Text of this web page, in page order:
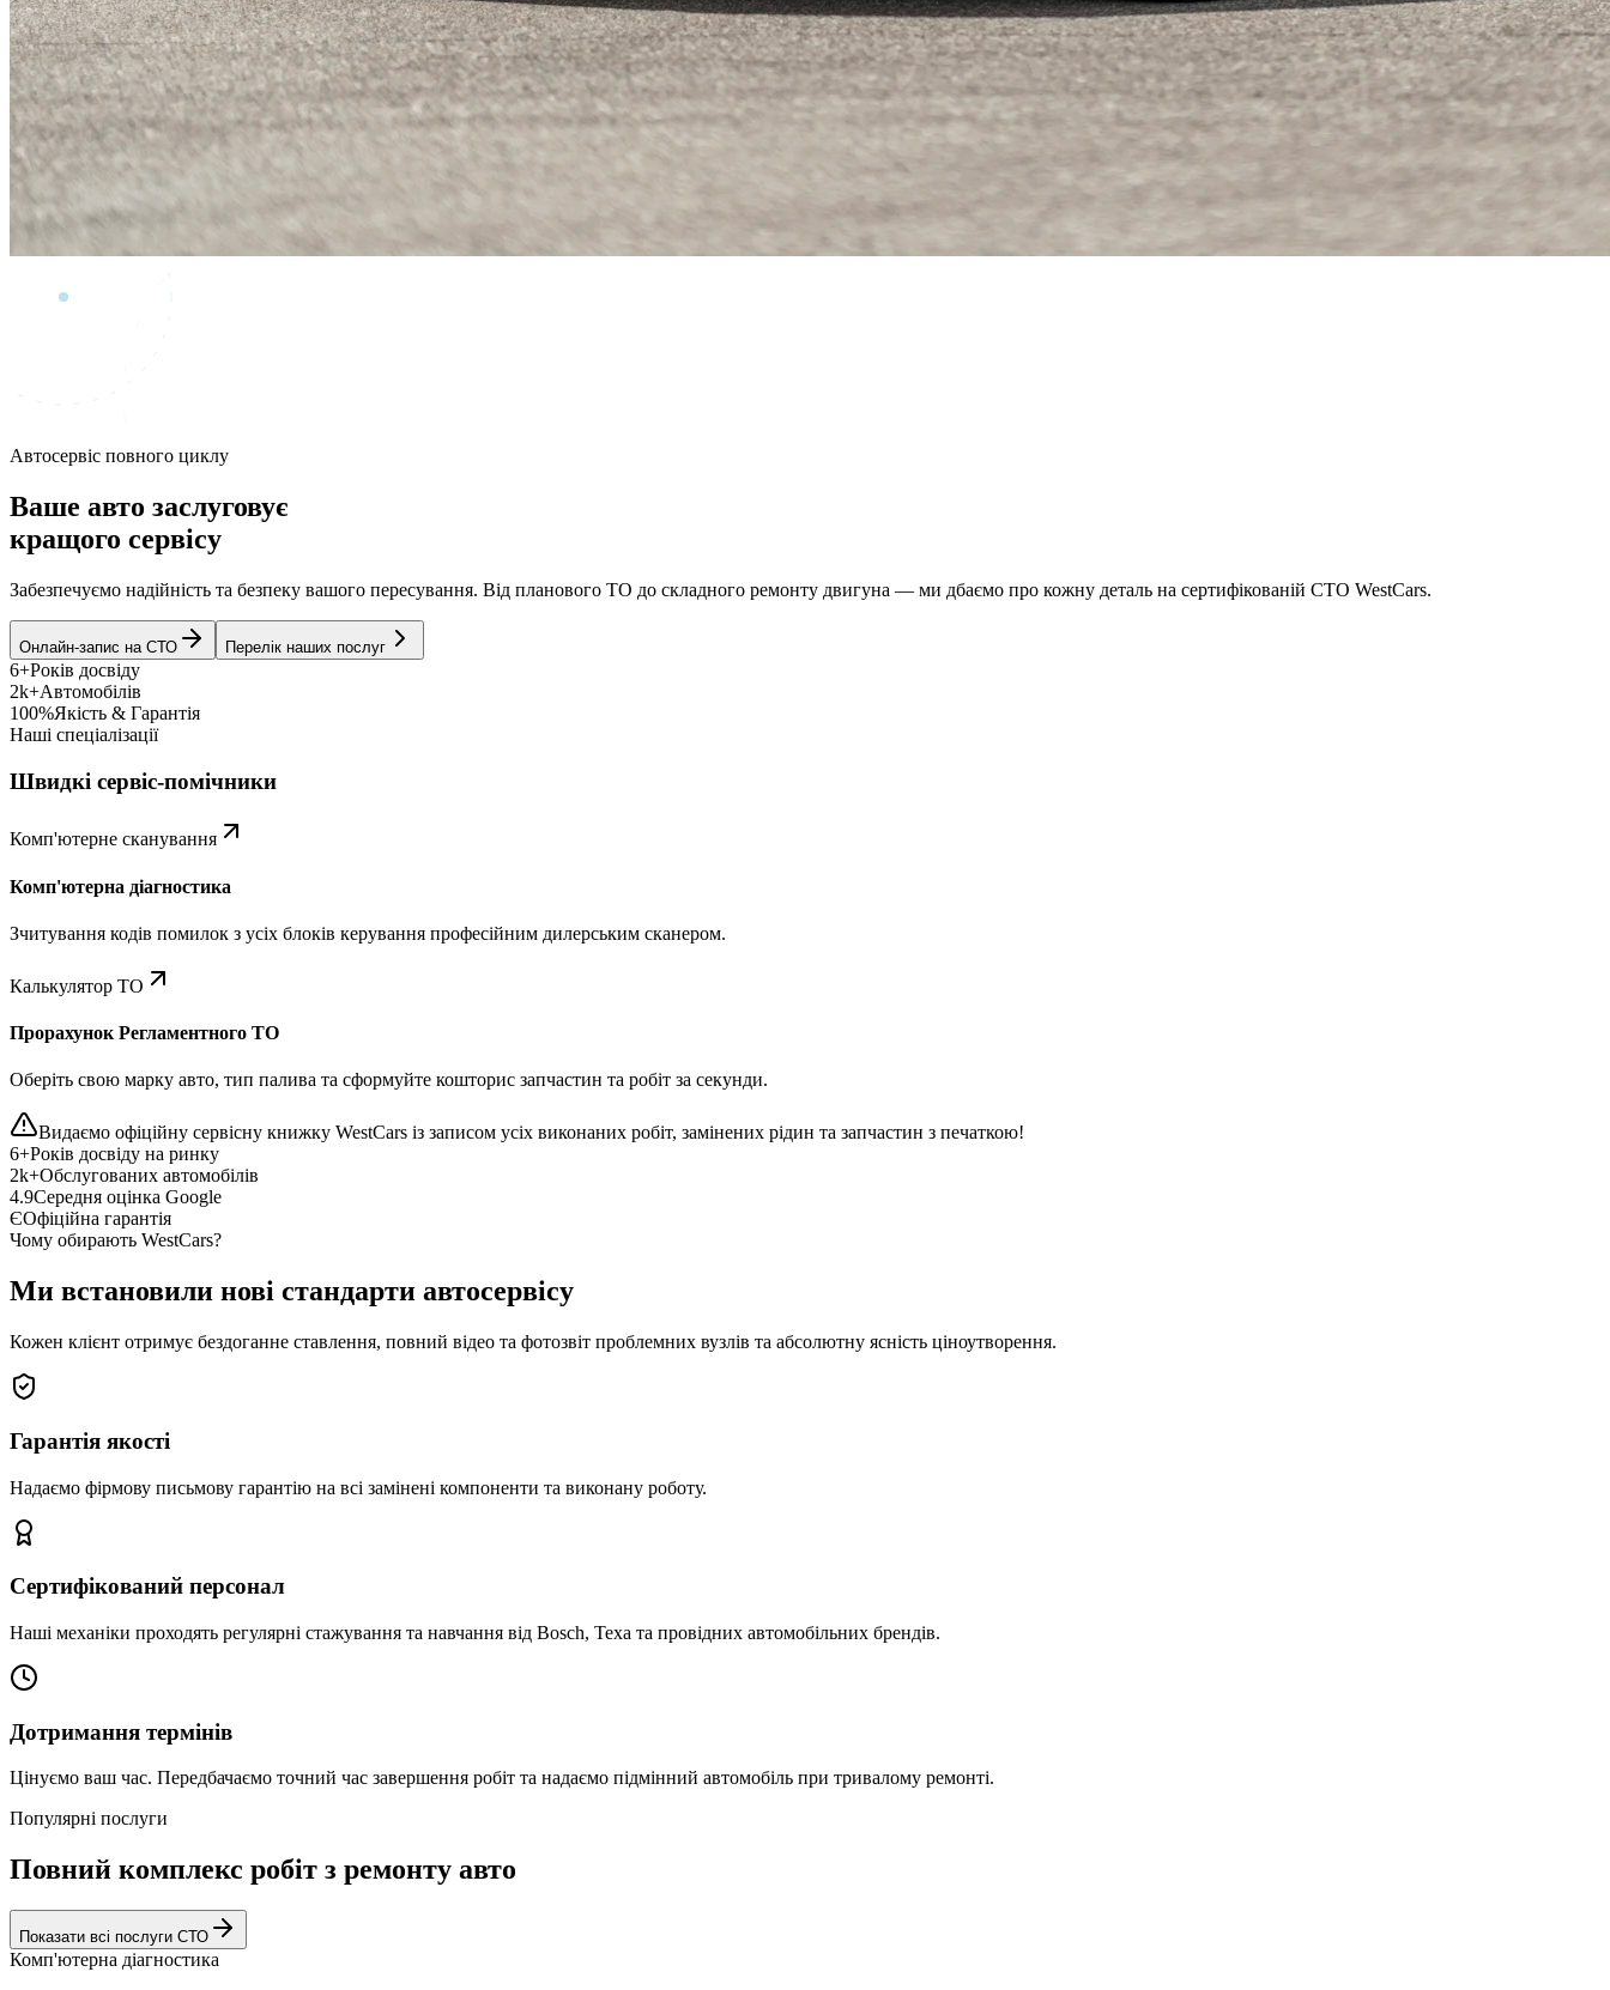
Автосервіс повного циклу
Ваше авто заслуговує
кращого сервісу
Забезпечуємо надійність та безпеку вашого пересування. Від планового ТО до складного ремонту двигуна — ми дбаємо про кожну деталь на сертифікованій СТО WestCars.
Онлайн-запис на СТО Перелік наших послуг
6+Років досвіду
2k+Автомобілів
100%Якість & Гарантія
Наші спеціалізації
Швидкі сервіс-помічники
Комп'ютерне сканування
Комп'ютерна діагностика
Зчитування кодів помилок з усіх блоків керування професійним дилерським сканером.
Калькулятор ТО
Прорахунок Регламентного ТО
Оберіть свою марку авто, тип палива та сформуйте кошторис запчастин та робіт за секунди.
Видаємо офіційну сервісну книжку WestCars із записом усіх виконаних робіт, замінених рідин та запчастин з печаткою!
6+Років досвіду на ринку
2k+Обслугованих автомобілів
4.9Середня оцінка Google
ЄОфіційна гарантія
Чому обирають WestCars?
Ми встановили нові стандарти автосервісу
Кожен клієнт отримує бездоганне ставлення, повний відео та фотозвіт проблемних вузлів та абсолютну ясність ціноутворення.
Гарантія якості
Надаємо фірмову письмову гарантію на всі замінені компоненти та виконану роботу.
Сертифікований персонал
Наші механіки проходять регулярні стажування та навчання від Bosch, Texa та провідних автомобільних брендів.
Дотримання термінів
Цінуємо ваш час. Передбачаємо точний час завершення робіт та надаємо підмінний автомобіль при тривалому ремонті.
Популярні послуги
Повний комплекс робіт з ремонту авто
Показати всі послуги СТО
Комп'ютерна діагностика